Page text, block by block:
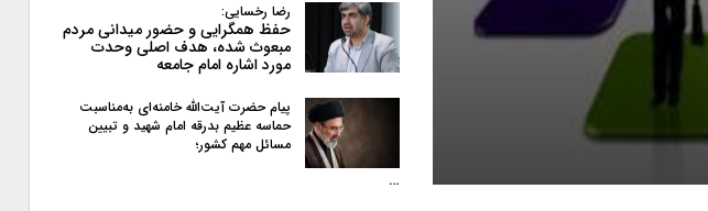
رضا رخسایی:
حفظ همگرایی و حضور میدانی مردم
مبعوث شده، هدف اصلی وحدت
مورد اشاره امام جامعه
پیام حضرت آیت‌الله خامنه‌ای به‌مناسبت
حماسه عظیم بدرقه امام شهید و تبیین
مسائل مهم کشور؛
…